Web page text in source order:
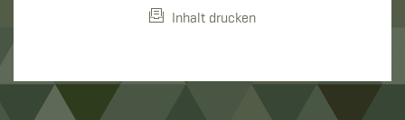
Inhalt drucken